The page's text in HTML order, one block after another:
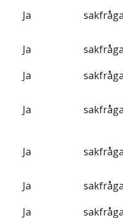
Ja
Ja
Ja
Ja
Ja
Ja
Ja